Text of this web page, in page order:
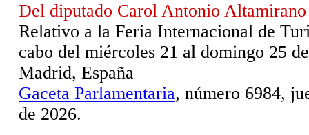
Del diputado Carol Antonio Altamirano
Relativo a la Feria Internacional de
cabo del miércoles 21 al domingo 25
Madrid, España
Gaceta Parlamentaria, número 6984,
de 2026.